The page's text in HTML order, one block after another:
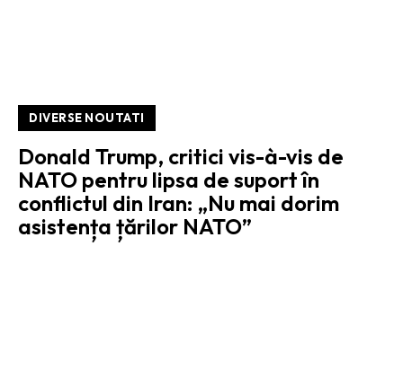
DIVERSE NOUTATI
Donald Trump, critici vis-à-vis de
NATO pentru lipsa de suport în
conflictul din Iran: „Nu mai dorim
asistența țărilor NATO”